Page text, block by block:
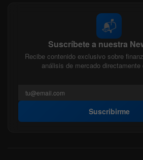
📬
Suscríbete a nuestra
Recibe contenido exclusivo sobre
análisis de mercado directamente
Suscribirme